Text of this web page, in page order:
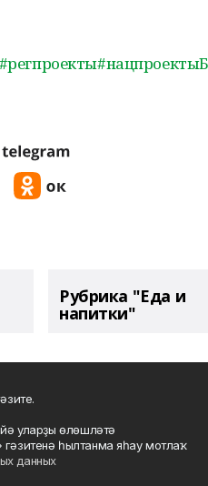
Рубрика "Еда и
напитки"
йә уларҙы өлөшләтә
һылтанма яһау мотлаҡ.
данных